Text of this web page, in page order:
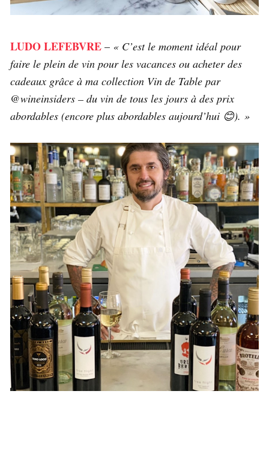
LUDO LEFEBVRE – « C’est le moment idéal pour
faire le plein de vin pour les vacances ou acheter des
cadeaux grâce à ma collection Vin de Table par
@wineinsiders – du vin de tous les jours à des prix
abordables (encore plus abordables aujourd’hui 😊). »